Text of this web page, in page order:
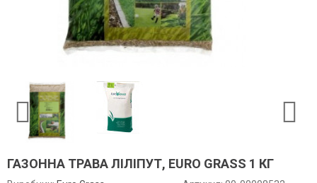
ГАЗОННА ТРАВА ЛІЛІПУТ, EURO GRASS 1 КГ